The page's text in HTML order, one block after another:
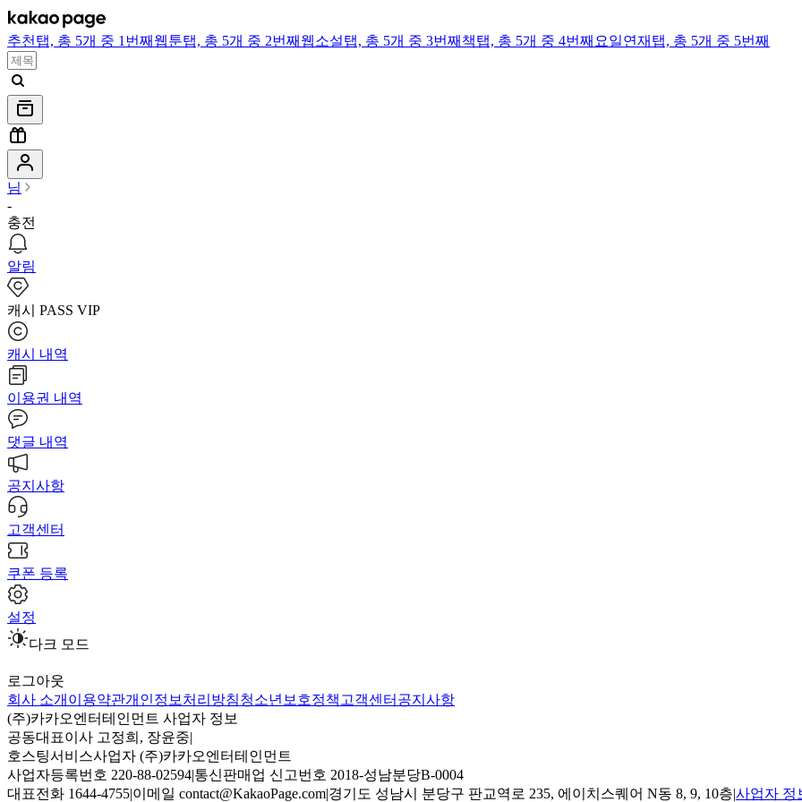
추천 탭, 총 5개 중 1번째 웹툰탭, 총 5개 중 2번째 웹소설탭, 총 5개 중 3번째 책탭, 총 5개 중 4번째 요일연재 탭, 총 5개 중 5번째
님
-
충전
알림
캐시 PASS VIP
캐시 내역
이용권 내역
댓글 내역
공지사항
고객센터
쿠폰 등록
설정
다크 모드
로그아웃
회사 소개 이용약관개인정보처리방침청소년보호정책 고객센터 공지사항
(주)카카오엔터테인먼트 사업자 정보
공동대표이사 고정희, 장윤중|
호스팅서비스사업자 (주)카카오엔터테인먼트
사업자등록번호 220-88-02594|통신판매업 신고번호 2018-성남분당B-0004
대표전화 1644-4755|이메일 contact@KakaoPage.com|경기도 성남시 분당구 판교역로 235, 에이치스퀘어 N동 8, 9, 10층|사업자 정